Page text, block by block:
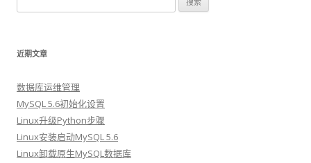
近期文章
数据库运维管理
MySQL 5.6初始化设置
Linux升级Python步骤
Linux安装启动MySQL 5.6
Linux卸载原生MySQL数据库